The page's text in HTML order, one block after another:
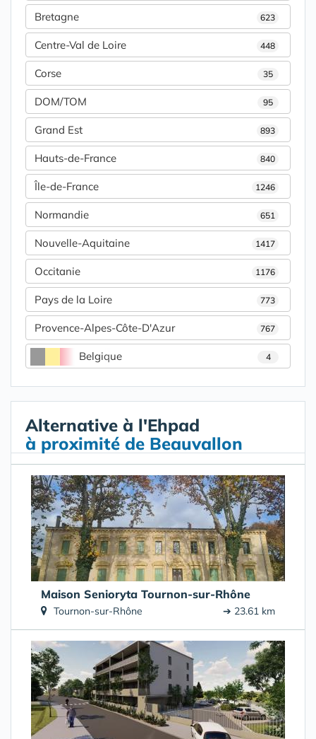
Bretagne 623
Centre-Val de Loire 448
Corse 35
DOM/TOM 95
Grand Est 893
Hauts-de-France 840
Île-de-France 1246
Normandie 651
Nouvelle-Aquitaine 1417
Occitanie 1176
Pays de la Loire 773
Provence-Alpes-Côte-D'Azur 767
Belgique 4
Alternative à l'Ehpad
à proximité de Beauvallon
Maison Senioryta Tournon-sur-Rhône
Tournon-sur-Rhône ➔ 23.61 km